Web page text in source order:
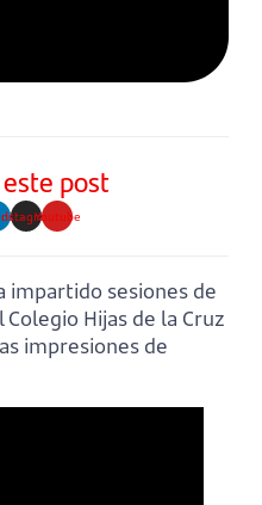
post
Youtube
impartido sesiones de
Hijas de la Cruz
impresiones de